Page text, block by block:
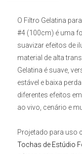
O Filtro Gelatina
#4 (100cm) é uma
suavizar efeitos de
material de alta
Gelatina é suave,
estável e baixa
diferentes efeitos
ao vivo, cenário e
Projetado para uso
Tochas de Estúdio